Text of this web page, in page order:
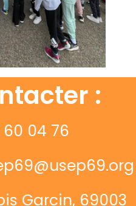
:
60 04 76
Garcin, 69003